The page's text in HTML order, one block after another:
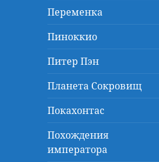
Переменка
Пиноккио
Питер Пэн
Планета Сокровищ
Покахонтас
Похождения
императора